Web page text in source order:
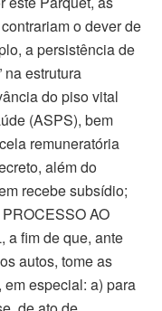
o dever de
a persistência de
na estrutura
do piso vital
(ASPS), bem
remuneratória
além do
recebe subsídio;
AO
a fim de que, ante
autos, tome as
especial: a) para